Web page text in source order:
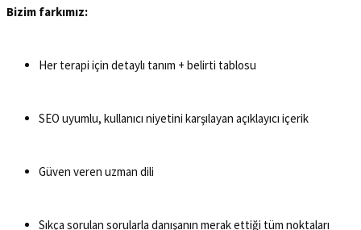
Bizim farkımız:
Her terapi için detaylı tanım + belirti tablosu
SEO uyumlu, kullanıcı niyetini karşılayan açıklayıcı içerik
Güven veren uzman dili
Sıkça sorulan sorularla danışanın merak ettiği tüm noktaları